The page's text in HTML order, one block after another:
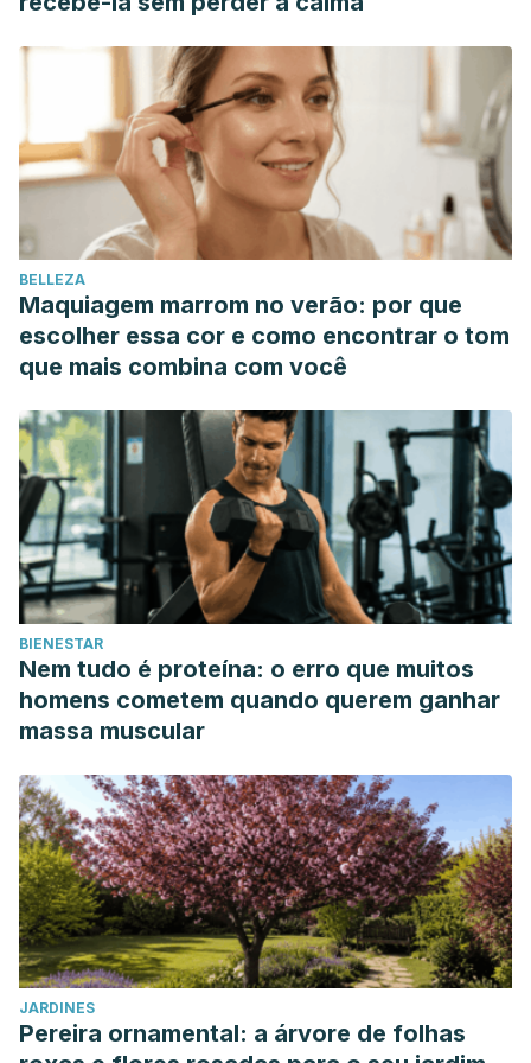
Whelan K, Scott SM. Systematic review with meta-analysis:
effect of fibre supplementation on chronic idiopathic
constipation in adults. Aliment Pharmacol Ther. 2016
Jul;44(2):103-16. doi: 10.1111/apt.13662. Epub 2016 May 12.
PMID: 27170558.
BELLEZA
Maquiagem marrom no verão: por que
escolher essa cor e como encontrar o tom
que mais combina com você
BIENESTAR
Nem tudo é proteína: o erro que muitos
homens cometem quando querem ganhar
massa muscular
JARDINES
Pereira ornamental: a árvore de folhas